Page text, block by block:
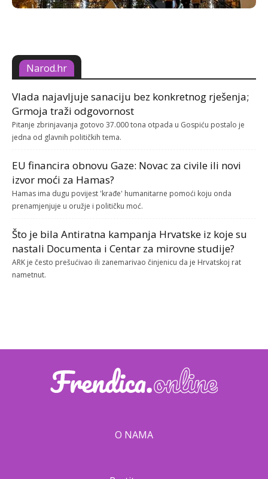
Narod.hr
Vlada najavljuje sanaciju bez konkretnog rješenja;
Grmoja traži odgovornost
Pitanje zbrinjavanja gotovo 37.000 tona otpada u Gospiću postalo je
jedna od glavnih političkih tema.
EU financira obnovu Gaze: Novac za civile ili novi
izvor moći za Hamas?
Hamas ima dugu povijest 'krađe' humanitarne pomoći koju onda
prenamjenjuje u oružje i političku moć.
Što je bila Antiratna kampanja Hrvatske iz koje su
nastali Documenta i Centar za mirovne studije?
ARK je često prešućivao ili zanemarivao činjenicu da je Hrvatskoj rat
nametnut.
O NAMA